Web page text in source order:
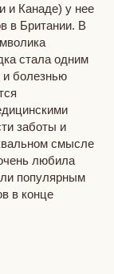
и Канаде) у нее
в Британии. В
стала одним
и болезнью
заботы и
смысле
любила
популярным
в конце